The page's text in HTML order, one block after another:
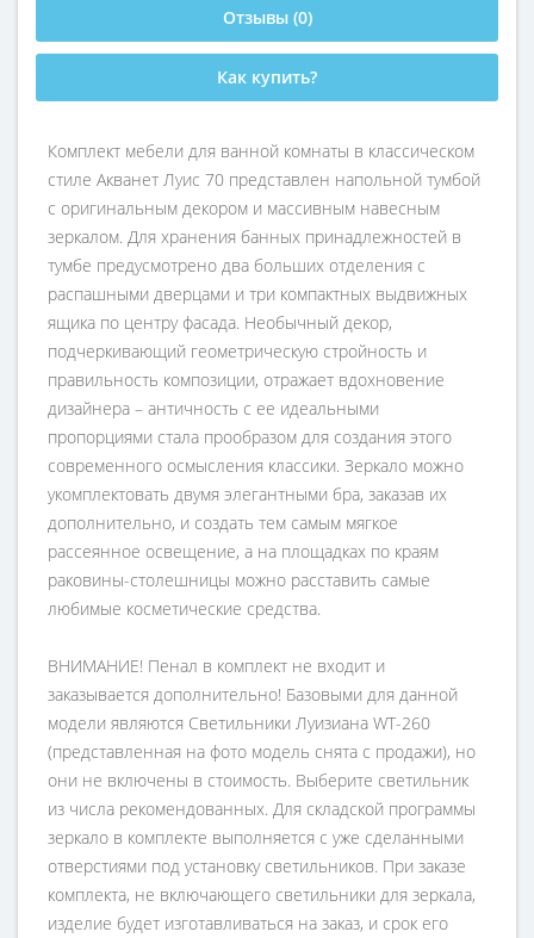
Отзывы (0)
Как купить?
Комплект мебели для ванной комнаты в классическом
стиле Акванет Луис 70 представлен напольной тумбой
с оригинальным декором и массивным навесным
зеркалом. Для хранения банных принадлежностей в
тумбе предусмотрено два больших отделения с
распашными дверцами и три компактных выдвижных
ящика по центру фасада. Необычный декор,
подчеркивающий геометрическую стройность и
правильность композиции, отражает вдохновение
дизайнера – античность с ее идеальными
пропорциями стала прообразом для создания этого
современного осмысления классики. Зеркало можно
укомплектовать двумя элегантными бра, заказав их
дополнительно, и создать тем самым мягкое
рассеянное освещение, а на площадках по краям
раковины-столешницы можно расставить самые
любимые косметические средства.
ВНИМАНИЕ! Пенал в комплект не входит и
заказывается дополнительно! Базовыми для данной
модели являются Светильники Луизиана WT-260
(представленная на фото модель снята с продажи), но
они не включены в стоимость. Выберите светильник
из числа рекомендованных. Для складской программы
зеркало в комплекте выполняется с уже сделанными
отверстиями под установку светильников. При заказе
комплекта, не включающего светильники для зеркала,
изделие будет изготавливаться на заказ, и срок его